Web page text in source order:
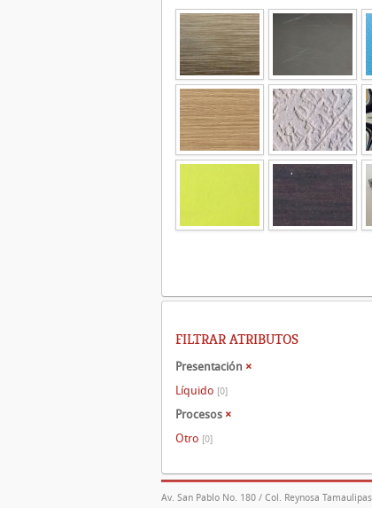
FILTRAR ATRIBUTOS
Presentación ×
Líquido [0]
Procesos ×
Otro [0]
Av. San Pablo No. 180 / Col. Reynosa